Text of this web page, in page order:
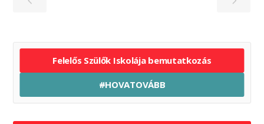
Felelős Szülők Iskolája bemutatkozás
#HOVATOVÁBB